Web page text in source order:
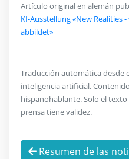
Artículo original en alemán
KI-Ausstellung «New Realities
abbildet»
Traducción automática desde
inteligencia artificial.
hispanohablante. Solo el
prensa tiene validez.
Resumen de las